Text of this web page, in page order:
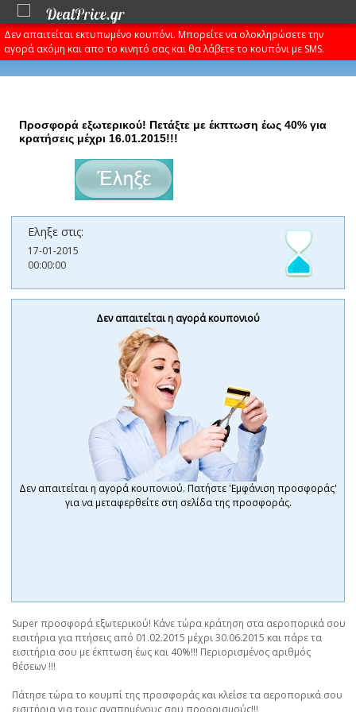
Δεν απαιτείται εκτυπωμένο κουπόνι. Μπορείτε να ολοκληρώσετε την
αγορά ακόμη και απο το κινητό σας και θα λάβετε το κουπόνι με SMS.
Προσφορά εξωτερικού! Πετάξτε με έκπτωση έως 40% για
κρατήσεις μέχρι 16.01.2015!!!
Εληξε στις:
17-01-2015
00:00:00
Δεν απαιτείται η αγορά κουπονιού
Δεν απαιτείται η αγορά κουπονιού. Πατήστε 'Εμφάνιση προσφοράς'
για να μεταφερθείτε στη σελίδα της προσφοράς.
Super προσφορά εξωτερικού! Κάνε τώρα κράτηση στα αεροπορικά σου
εισιτήρια για πτήσεις από 01.02.2015 μέχρι 30.06.2015 και πάρε τα
εισιτήρια σου με έκπτωση έως και 40%!!! Περιορισμένος αριθμός
θέσεων !!!
Πάτησε τώρα το κουμπί της προσφοράς και κλείσε τα αεροπορικά σου
εισιτήρια για τους αγαπημένους σου προορισμούς!!!